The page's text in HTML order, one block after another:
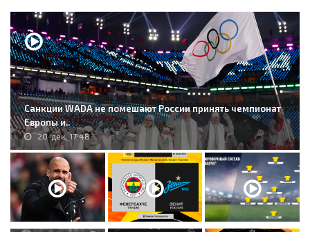
Санкции WADA не помешают России принять чемпионат
Европы и..
20-дек, 17:48